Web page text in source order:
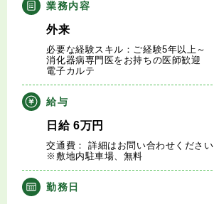
知りたい・聞きたい
転職成功事例
医師の転職マニュアル
データで見る医師の平均年収
医師に役立つ取材記事
大学医局紹介
業務内容
外来
必要な経験スキル：ご経験5年以上～
消化器病専門医をお持ちの医師歓迎
電子カルテ
給与
日給6万円
交通費： 詳細はお問い合わせください
※敷地内駐車場、無料
勤務日